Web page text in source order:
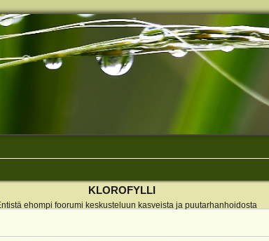
KLOROFYLLI
ehompi foorumi keskusteluun kasveista ja puutarhanhoidosta